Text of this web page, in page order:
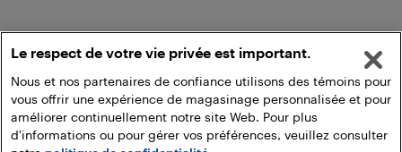
Le respect de votre vie privée est important.
Nous et nos partenaires de confiance utilisons des témoins pour
vous offrir une expérience de magasinage personnalisée et pour
améliorer continuellement notre site Web. Pour plus
d'informations ou pour gérer vos préférences, veuillez consulter